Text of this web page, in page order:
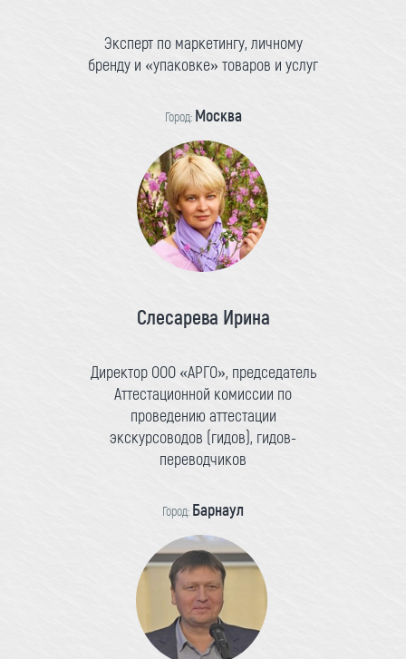
Эксперт по маркетингу, личному
бренду и «упаковке» товаров и услуг
Город: Москва
Слесарева Ирина
Директор ООО «АРГО», председатель
Аттестационной комиссии по
проведению аттестации
экскурсоводов (гидов), гидов-
переводчиков
Город: Барнаул